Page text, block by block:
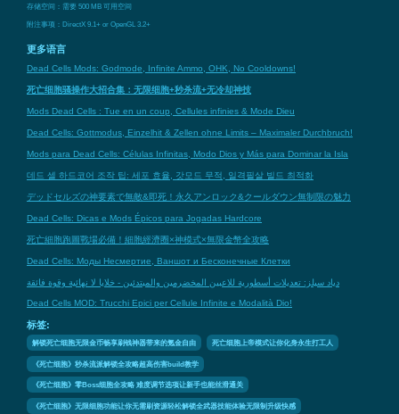
存储空间：需要 500 MB 可用空间
附注事项：DirectX 9.1+ or OpenGL 3.2+
更多语言
Dead Cells Mods: Godmode, Infinite Ammo, OHK, No Cooldowns!
死亡细胞骚操作大招合集：无限细胞+秒杀流+无冷却神技
Mods Dead Cells : Tue en un coup, Cellules infinies & Mode Dieu
Dead Cells: Gottmodus, Einzelhit & Zellen ohne Limits – Maximaler Durchbruch!
Mods para Dead Cells: Células Infinitas, Modo Dios y Más para Dominar la Isla
데드 셀 하드코어 조작 팁: 세포 효율, 갓모드 무적, 일격필살 빌드 최적화
デッドセルズの神要素で無敵&即死！永久アンロック&クールダウン無制限の魅力
Dead Cells: Dicas e Mods Épicos para Jogadas Hardcore
死亡細胞跑圖戰場必備！細胞經濟圈×神模式×無限金幣全攻略
Dead Cells: Моды Несмертие, Ваншот и Бесконечные Клетки
دياد سيلز: تعديلات أسطورية للاعبين المخضرمين والمبتدئين - خلايا لا نهائية وقوة فائقة
Dead Cells MOD: Trucchi Epici per Cellule Infinite e Modalità Dio!
标签:
解锁死亡细胞无限金币畅享刷钱神器带来的氪金自由 死亡细胞上帝模式让你化身永生打工人
《死亡细胞》秒杀流派解锁全攻略超高伤害build教学
《死亡细胞》零Boss细胞全攻略 难度调节选项让新手也能丝滑通关
《死亡细胞》无限细胞功能让你无需刷资源轻松解锁全武器技能体验无限制升级快感